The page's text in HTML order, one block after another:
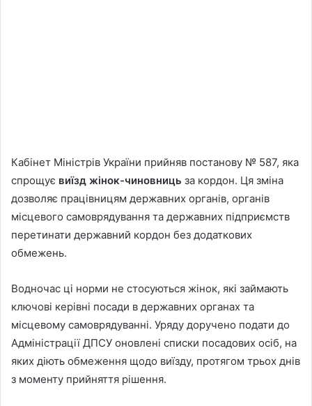
Кабінет Міністрів України прийняв постанову № 587, яка
спрощує виїзд жінок-чиновниць за кордон. Ця зміна
дозволяє працівницям державних органів, органів
місцевого самоврядування та державних підприємств
перетинати державний кордон без додаткових
обмежень.
Водночас ці норми не стосуються жінок, які займають
ключові керівні посади в державних органах та
місцевому самоврядуванні. Уряду доручено подати до
Адміністрації ДПСУ оновлені списки посадових осіб, на
яких діють обмеження щодо виїзду, протягом трьох днів
з моменту прийняття рішення.